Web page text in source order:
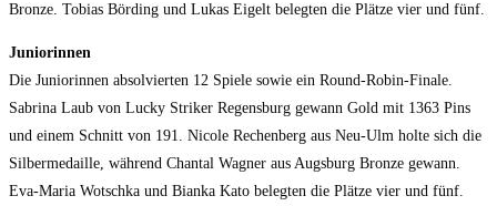
Bronze. Tobias Börding und Lukas Eigelt belegten die Plätze vier und fünf.
Juniorinnen
Die Juniorinnen absolvierten 12 Spiele sowie ein Round-Robin-Finale.
Sabrina Laub von Lucky Striker Regensburg gewann Gold mit 1363 Pins
und einem Schnitt von 191. Nicole Rechenberg aus Neu-Ulm holte sich die
Silbermedaille, während Chantal Wagner aus Augsburg Bronze gewann.
Eva-Maria Wotschka und Bianka Kato belegten die Plätze vier und fünf.